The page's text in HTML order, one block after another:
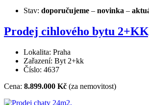
Stav: doporučujeme – novinka –
Prodej cihlového bytu
Lokalita: Praha
Zařazení: Byt 2+kk
Číslo: 4637
Cena: 8.899.000 Kč (za nemovitost)